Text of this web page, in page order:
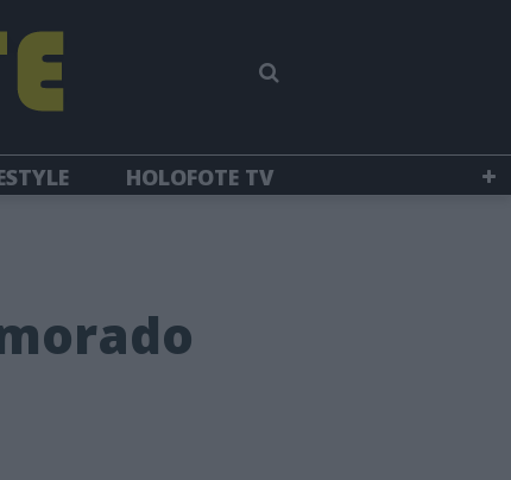
HOLOFOTE TV